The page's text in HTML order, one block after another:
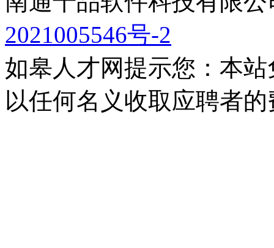
2021005546号-2
如皋人才网提示您：本
以任何名义收取应聘者